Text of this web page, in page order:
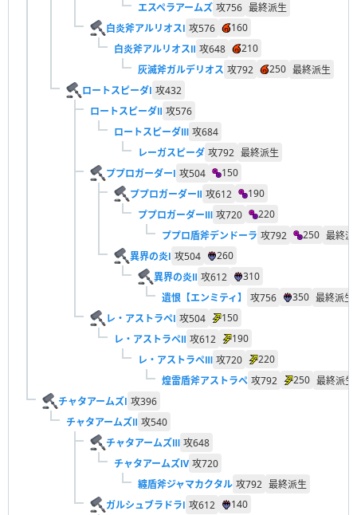
エスペラアームズ 攻756 最終派生
白炎斧アルリオスⅠ 攻576
160
白炎斧アルリオスⅡ 攻648
210
灰滅斧ガルデリオス 攻792 250 最終派生
ロートスピーダⅠ 攻432
ロートスピーダⅡ 攻576
ロートスピーダⅢ 攻684
レーガスピーダ 攻792 最終派生
ププロガーダーⅠ 攻504
150
ププロガーダーⅡ 攻612
190
ププロガーダーⅢ 攻720
220
ププロ盾斧デンドーラ 攻792 250 最終派
異界の炎Ⅰ 攻504
260
異界の炎Ⅱ 攻612
310
遺恨【エンミティ】
攻756 350 最終派生
レ・アストラペⅠ 攻504
150
レ・アストラペⅡ 攻612
190
レ・アストラペⅢ 攻720
220
煌雷盾斧アストラペ 攻792 250 最終派生
チャタアームズⅠ 攻396
チャタアームズⅡ 攻540
チャタアームズⅢ 攻648
チャタアームズⅣ 攻720
纏盾斧ジャマカクタル 攻792 最終派生
ガルシュブラドラⅠ 攻612 140